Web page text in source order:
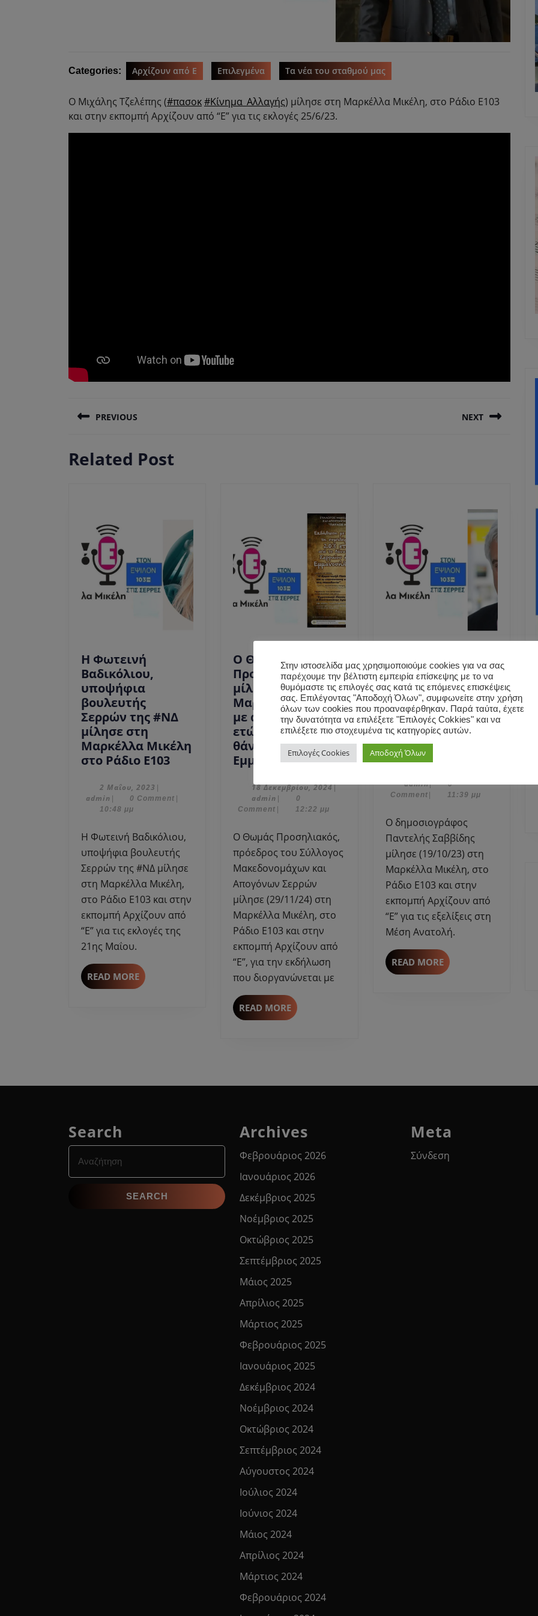
Categories: Αρχίζουν από Ε Επιλεγμένα Τα νέα του σταθμού μας
Ο Μιχάλης Τζελέπης (#πασοκ#Κίνημα_Αλλαγής) μίλησε στη Μαρκέλλα Μικέλη, στο Ράδιο Ε103
και στην εκπομπή Αρχίζουν από “Ε” για τις εκλογές 25/6/23.
άρθρων
PREVIOUS
post:
NEXT
Related Post
Η Φωτεινή
Βαδικόλιου,
υποψήφια
βουλευτής
Σερρών της #ΝΔ
μίλησε στη
Μαρκέλλα Μικέλη
στο Ράδιο Ε103Η
υποψήφια
Σερρών
της
#ΝΔ
μίλησε
στη
Μαρκέλλα
Μικέλη
στο
2 Μαΐου, 2023 2
Μαΐου,
|
admin admin
| 0 Comment |
10:48 μμ
Η Φωτεινή Βαδικόλιου,
υποψήφια βουλευτής
Σερρών της #ΝΔ μίλησε
στη Μαρκέλλα Μικέλη,
στο Ράδιο Ε103 και στην
εκπομπή Αρχίζουν από
“Ε” για τις εκλογές της
21ης Μαΐου.
READ MOREREAD
MORE
Ο Θωμάς
Προσηλιακός
μίλησε στη
Μαρκέλλα Μικέλη
με αφορμή 203
ετών από το
θάνατο του
Εμμανουήλ Παπά.Ο
Προσηλιακός
Μαρκέλλα
με
αφορμή
Εμμανουήλ
18 Δεκεμβρίου, 202418
|
admin admin
|
0
Comment | 12:22 μμ
Ο Θωμάς Προσηλιακός,
πρόεδρος του Σύλλογος
Μακεδονομάχων και
Απογόνων Σερρών
μίλησε (29/11/24) στη
Μαρκέλλα Μικέλη, στο
Ράδιο Ε103 και στην
εκπομπή Αρχίζουν από
“Ε”, για την εκδήλωση
που διοργανώνεται με
READ MOREREAD
MORE
O δημοσιογράφος
Παντελής
Σαββίδης μίλησε
στη Μαρκέλλα
Μικέλη για τις
εξελίξεις στη
Μέση Ανατολή.
Σαββίδης
μίλησε
για
τις
στη
Μέση
Οκτωβρίου,
adminadmin
|
0
Comment | 11:39 μμ
O δημοσιογράφος
Παντελής Σαββίδης
μίλησε (19/10/23) στη
Μαρκέλλα Μικέλη, στο
Ράδιο Ε103 και στην
εκπομπή Αρχίζουν από
“Ε” για τις εξελίξεις στη
Μέση Ανατολή.
READ MOREREAD
MORE
Search
for:
Archives
Φεβρουάριος 2026
Ιανουάριος 2026
Δεκέμβριος 2025
Νοέμβριος 2025
Οκτώβριος 2025
Σεπτέμβριος 2025
Μάιος 2025
Απρίλιος 2025
Μάρτιος 2025
Φεβρουάριος 2025
Ιανουάριος 2025
Δεκέμβριος 2024
Νοέμβριος 2024
Οκτώβριος 2024
Σεπτέμβριος 2024
Αύγουστος 2024
Ιούλιος 2024
Ιούνιος 2024
Μάιος 2024
Απρίλιος 2024
Μάρτιος 2024
Φεβρουάριος 2024
Meta
Σύνδεση
Στην ιστοσελίδα μας χρησιμοποιούμε cookies για να σας
παρέχουμε την βέλτιστη εμπειρία επίσκεψης με το να
θυμόμαστε τις επιλογές σας κατά τις επόμενες επισκέψεις
σας. Επιλέγοντας "Αποδοχή Όλων", συμφωνείτε στην χρήση
όλων των cookies που προαναφέρθηκαν. Παρά ταύτα, έχετε
την δυνατότητα να επιλέξετε "Επιλογές Cokkies" και να
επιλέξετε πιο στοχευμένα τις κατηγορίες αυτών.
Επιλογές Cookies Αποδοχή Όλων